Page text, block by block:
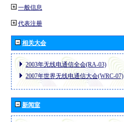
一般信息
代表注册
相关大会
2003年无线电通信全会(RA-03)
2007年世界无线电通信大会(WRC-07)
新闻室